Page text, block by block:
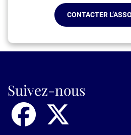
CONTACTER
Suivez-nous